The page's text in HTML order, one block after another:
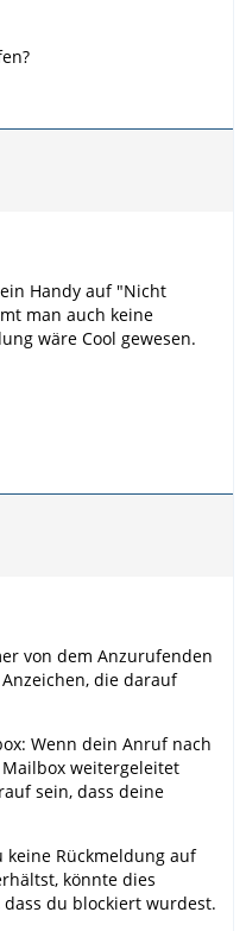
Handy auf "Nicht
man auch keine
wäre Cool gewesen.
von dem Anzurufenden
die darauf
Wenn dein Anruf nach
weitergeleitet
sein, dass deine
keine Rückmeldung auf
könnte dies
du blockiert wurdest.